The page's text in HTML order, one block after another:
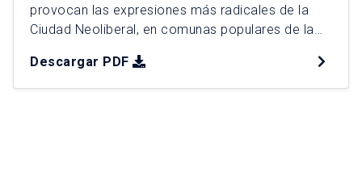
provocan las expresiones más radicales de la
Ciudad Neoliberal, en comunas populares de la
intervención urbana (PIU) “¿Otra ciudad es
posible?”, como una propuesta de planificación
Descargar PDF